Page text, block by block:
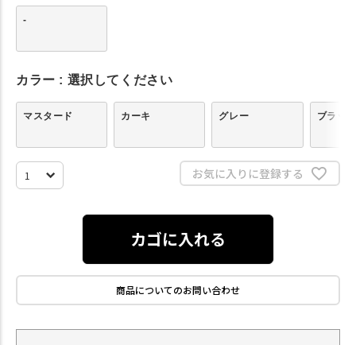
-
カラー 選択してください
マスタード カーキ グレー ブラック
お気に入りに登録する
カゴに入れる
商品についてのお問い合わせ